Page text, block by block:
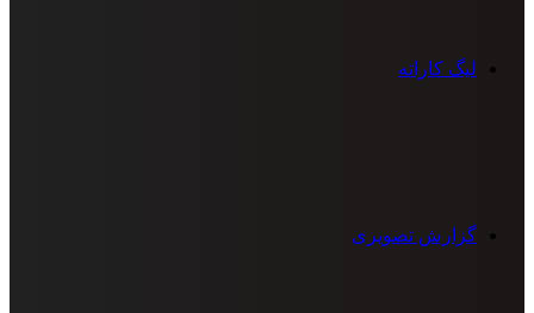
لیگ کاراته
گزارش تصویری